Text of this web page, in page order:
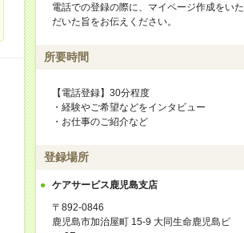
電話での登録の際に、マイページ作成をいた
だいた旨をお伝えください。
所要時間
【電話登録】30分程度
・経験やご希望などをインタビュー
・お仕事のご紹介など
登録場所
ケアサービス鹿児島支店
〒892-0846
鹿児島市加治屋町 15-9 大同生命鹿児島ビ